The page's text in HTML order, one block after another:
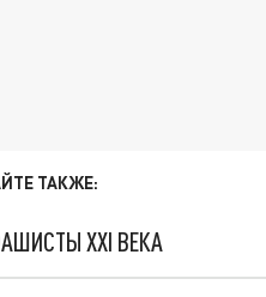
ТАКЖЕ:
XXI ВЕКА